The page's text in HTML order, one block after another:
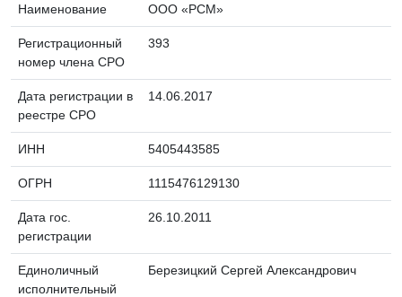
Наименование ООО «РСМ»
Регистрационный
номер члена СРО
393
Дата регистрации в
реестре СРО
14.06.2017
ИНН 5405443585
ОГРН 1115476129130
Дата гос.
регистрации
26.10.2011
Единоличный
исполнительный
Березицкий Сергей Александрович